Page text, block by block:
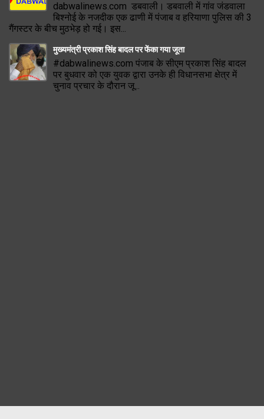
dabwalinews.com डबवाली। डबवाली में गांव जंडवाला
बिश्नोई के नजदीक एक ढाणी में पंजाब व हरियाणा पुलिस की 3
गैंगस्टर के बीच मुठभेड़ हो गई। इस...
मुख्यमंत्री प्रकाश सिंह बादल पर फेंका गया जूता
#dabwalinews.com पंजाब के सीएम प्रकाश सिंह बादल
पर बुधवार को एक युवक द्वारा उनके ही विधानसभा क्षेत्र में
चुनाव प्रचार के दौरान जू...